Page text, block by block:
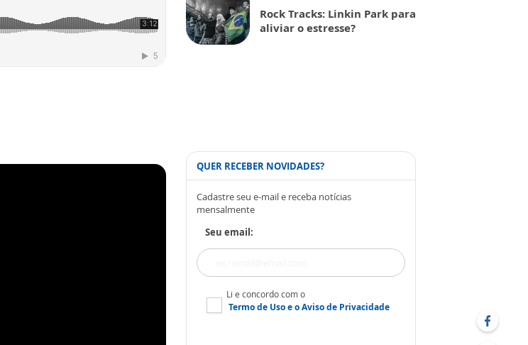
Rock Tracks: Linkin Park para
aliviar o estresse?
QUER RECEBER NOVIDADES?
Cadastre seu e-mail e receba notícias
mensalmente
Seu email:
Li e concordo com o
Termo de Usoe oAviso de Privacidade